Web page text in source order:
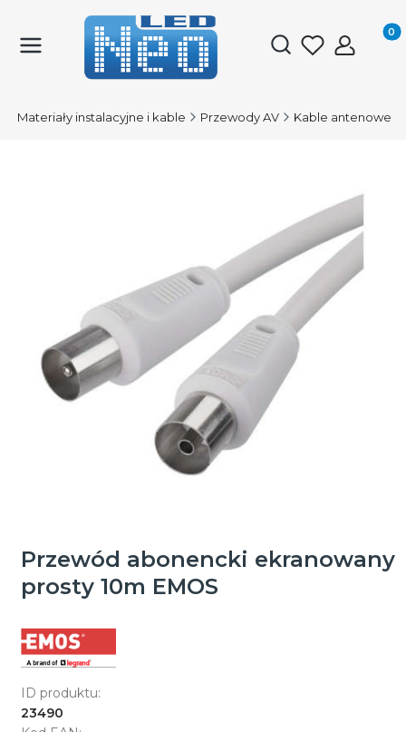
Otwórz
Materiały instalacyjne i kable Przewody AV Kable antenowe
Przewód abonencki ekranowany
prosty 10m EMOS
ID produktu:
23490